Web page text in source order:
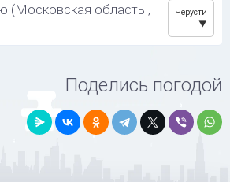
(Московская область ,
Черусти
Поделись погодой